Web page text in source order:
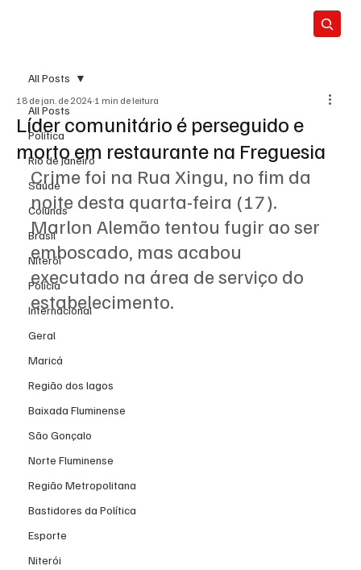
All Posts
Política
Rio de Janeiro
Saúde
Colunas
Brasil
Niterói
Polícia
Internacional
Geral
Maricá
Região dos lagos
Baixada Fluminense
São Gonçalo
Norte Fluminense
Região Metropolitana
Bastidores da Política
Esporte
Niterói
All Posts
Líder comunitário é perseguido e
morto em restaurante na Freguesia
18 de jan. de 2024 1 min de leitura
Crime foi na Rua Xingu, no fim da
noite desta quarta-feira (17).
Marlon Alemão tentou fugir ao ser
emboscado, mas acabou
executado na área de serviço do
estabelecimento.